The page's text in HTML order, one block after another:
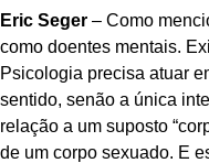
Eric Seger – Como
como doentes mentais.
Psicologia precisa atuar
sentido, senão a única
relação a um suposto
de um corpo sexuado. E